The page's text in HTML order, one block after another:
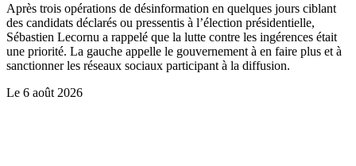
Après trois opérations de désinformation en quelques jours ciblant
des candidats déclarés ou pressentis à l’élection présidentielle,
Sébastien Lecornu a rappelé que la lutte contre les ingérences était
une priorité. La gauche appelle le gouvernement à en faire plus et à
sanctionner les réseaux sociaux participant à la diffusion.
Le 6 août 2026